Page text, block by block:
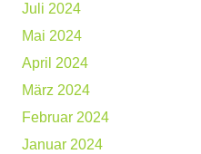
Juli 2024
Mai 2024
April 2024
März 2024
Februar 2024
Januar 2024